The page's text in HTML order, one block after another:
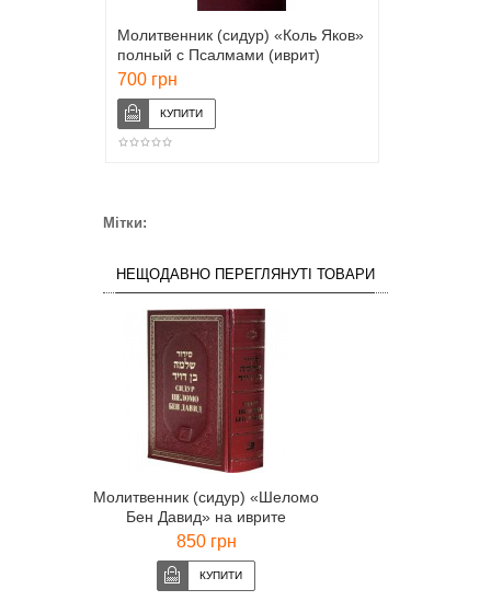
Молитвенник (сидур) «Коль Яков»
полный с Псалмами (иврит)
700 грн
Мітки:
НЕЩОДАВНО ПЕРЕГЛЯНУТІ ТОВАРИ
Молитвенник (сидур) «Шеломо
Бен Давид» на иврите
850 грн